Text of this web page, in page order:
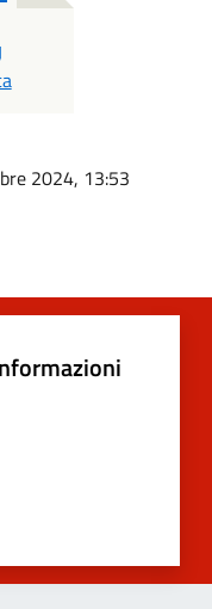
2024, 13:53